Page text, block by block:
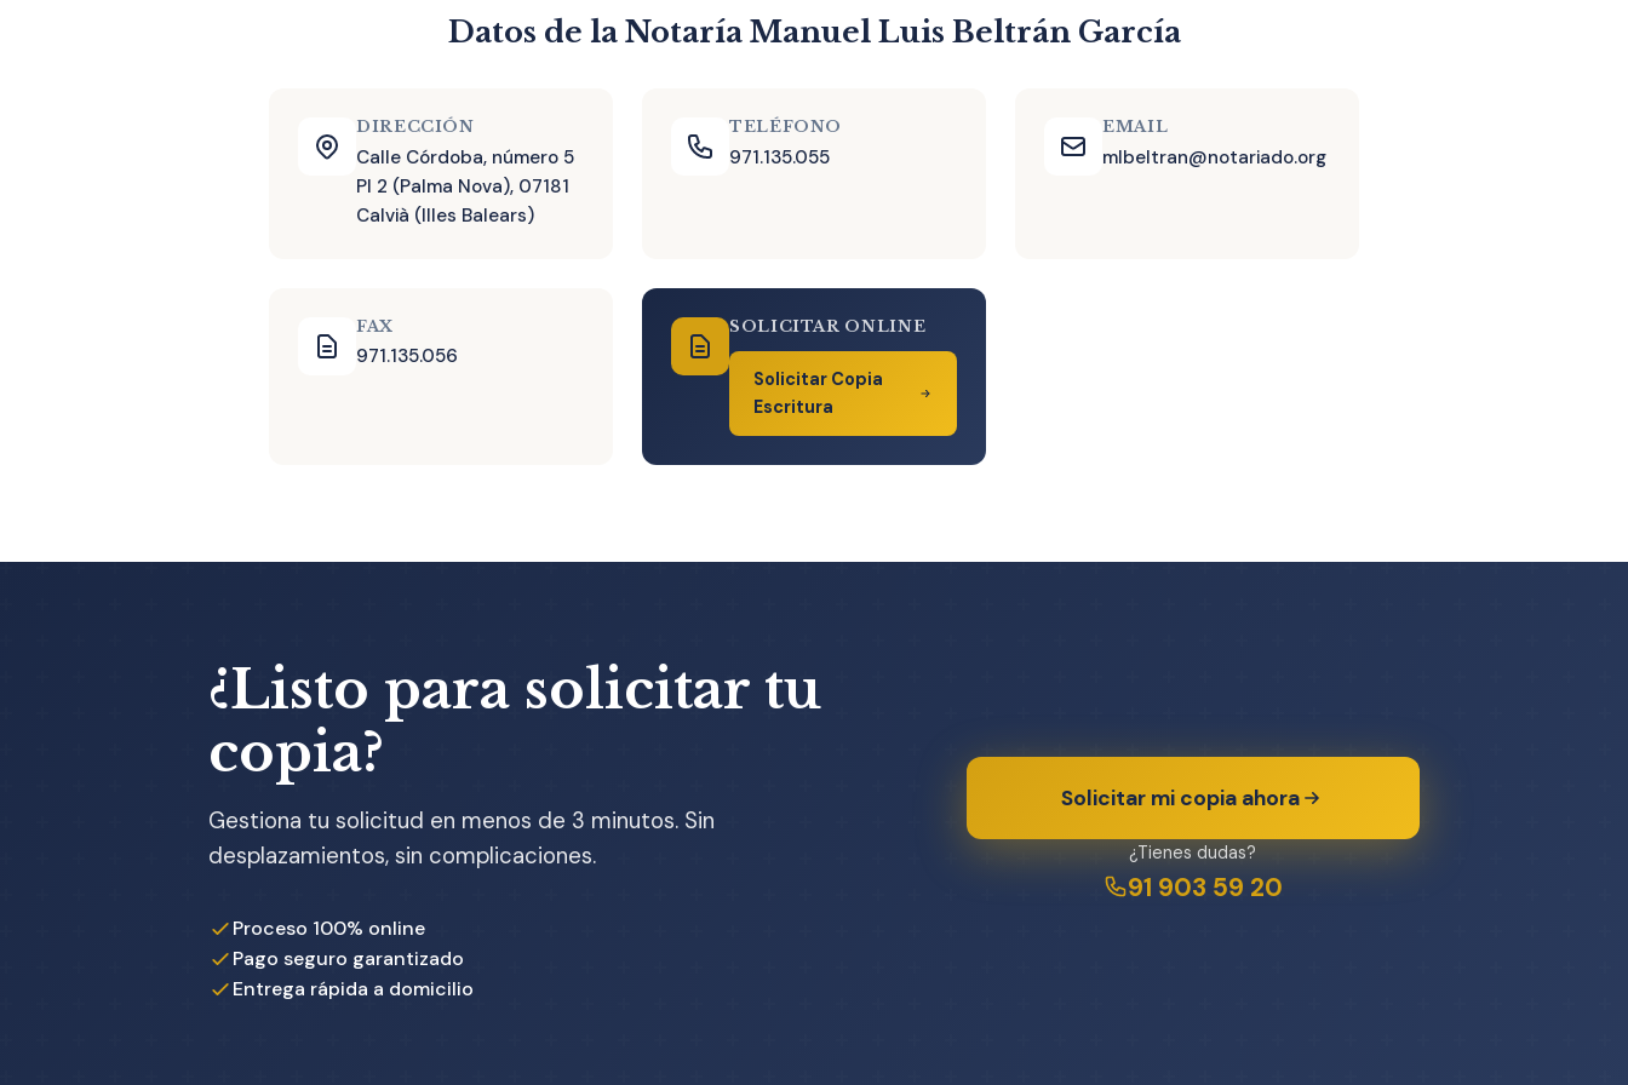
Datos de la Notaría Manuel Luis Beltrán García
DIRECCIÓN
Calle Córdoba, número 5
Pl 2 (Palma Nova), 07181
Calvià (Illes Balears)
TELÉFONO
971.135.055
EMAIL
mlbeltran@notariado.org
FAX
971.135.056
SOLICITAR ONLINE
Solicitar Copia
Escritura
¿Listo para solicitar tu
copia?
Gestiona tu solicitud en menos de 3 minutos. Sin
desplazamientos, sin complicaciones.
Proceso 100% online
Pago seguro garantizado
Entrega rápida a domicilio
Solicitar mi copia ahora
¿Tienes dudas?
91 903 59 20